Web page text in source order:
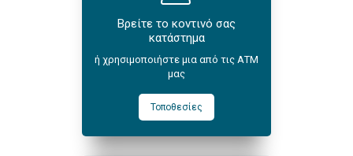
Βρείτε το κοντινό σας
κατάστημα
ή χρησιμοποιήστε μια από τις ΑΤΜ
μας
Τοποθεσίες